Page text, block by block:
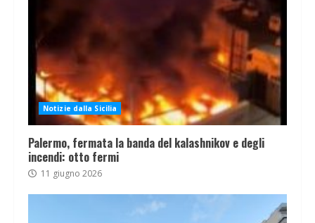
Notizie dalla Sicilia
Palermo, fermata la banda del kalashnikov e degli
incendi: otto fermi
11 giugno 2026